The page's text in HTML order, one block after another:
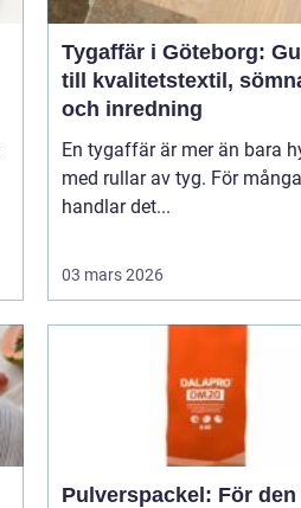
Tygaffär i Göteborg:
till kvalitetstextil,
och inredning
En tygaffär är mer än bara
med rullar av tyg. För många
handlar det...
03 mars 2026
Pulverspackel: För den